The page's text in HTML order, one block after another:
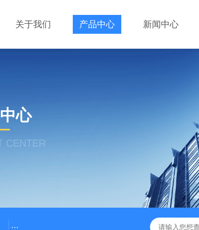
关于我们 产品中心 新闻中心
心
CENTER
岛津GL Inertsil ODS-3 4.6*250mm/5um 5020-01732